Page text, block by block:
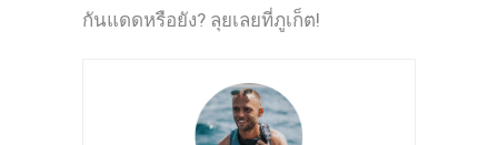
กันแดดหรือยัง? ลุยเลยที่ภูเก็ต!